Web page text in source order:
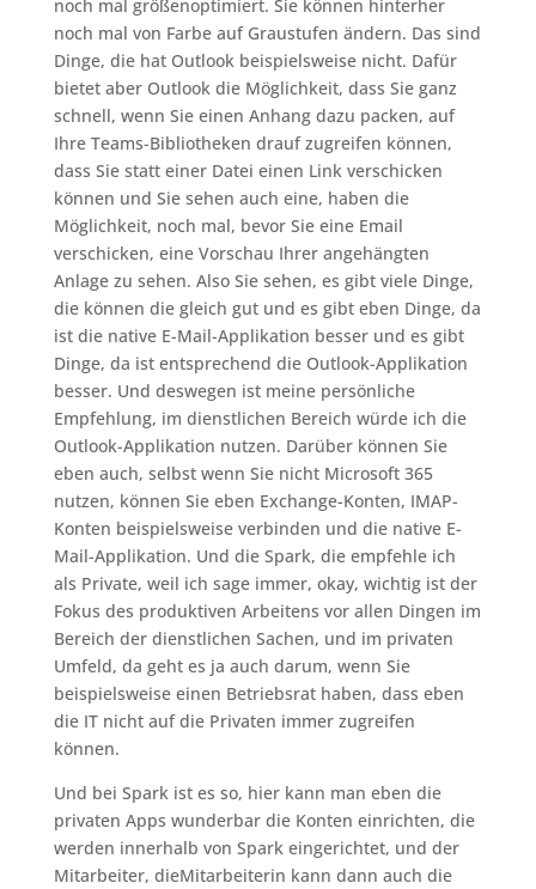
noch mal größenoptimiert. Sie können hinterher
noch mal von Farbe auf Graustufen ändern. Das sind
Dinge, die hat Outlook beispielsweise nicht. Dafür
bietet aber Outlook die Möglichkeit, dass Sie ganz
schnell, wenn Sie einen Anhang dazu packen, auf
Ihre Teams-Bibliotheken drauf zugreifen können,
dass Sie statt einer Datei einen Link verschicken
können und Sie sehen auch eine, haben die
Möglichkeit, noch mal, bevor Sie eine Email
verschicken, eine Vorschau Ihrer angehängten
Anlage zu sehen. Also Sie sehen, es gibt viele Dinge,
die können die gleich gut und es gibt eben Dinge, da
ist die native E-Mail-Applikation besser und es gibt
Dinge, da ist entsprechend die Outlook-Applikation
besser. Und deswegen ist meine persönliche
Empfehlung, im dienstlichen Bereich würde ich die
Outlook-Applikation nutzen. Darüber können Sie
eben auch, selbst wenn Sie nicht Microsoft 365
nutzen, können Sie eben Exchange-Konten, IMAP-
Konten beispielsweise verbinden und die native E-
Mail-Applikation. Und die Spark, die empfehle ich
als Private, weil ich sage immer, okay, wichtig ist der
Fokus des produktiven Arbeitens vor allen Dingen im
Bereich der dienstlichen Sachen, und im privaten
Umfeld, da geht es ja auch darum, wenn Sie
beispielsweise einen Betriebsrat haben, dass eben
die IT nicht auf die Privaten immer zugreifen
können.
Und bei Spark ist es so, hier kann man eben die
privaten Apps wunderbar die Konten einrichten, die
werden innerhalb von Spark eingerichtet, und der
Mitarbeiter, dieMitarbeiterin kann dann auch die